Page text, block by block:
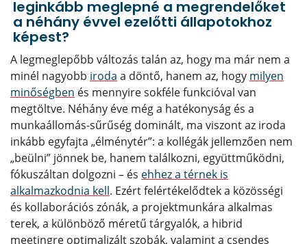
leginkább meglepné a megrendelőket
a néhány évvel ezelőtti állapotokhoz
képest?
A legmeglepőbb változás talán az, hogy ma már nem a
minél nagyobb iroda a döntő, hanem az, hogy milyen
minőségben és mennyire sokféle funkcióval van
megtöltve. Néhány éve még a hatékonyság és a
munkaállomás-sűrűség dominált, ma viszont az iroda
inkább egyfajta „élménytér”: a kollégák jellemzően nem
„beülni” jönnek be, hanem találkozni, együttműködni,
fókuszáltan dolgozni – és ehhez a térnek is
alkalmazkodnia kell. Ezért felértékelődtek a közösségi
és kollaborációs zónák, a projektmunkára alkalmas
terek, a különböző méretű tárgyalók, a hibrid
meetingre optimalizált szobák, valamint a csendes